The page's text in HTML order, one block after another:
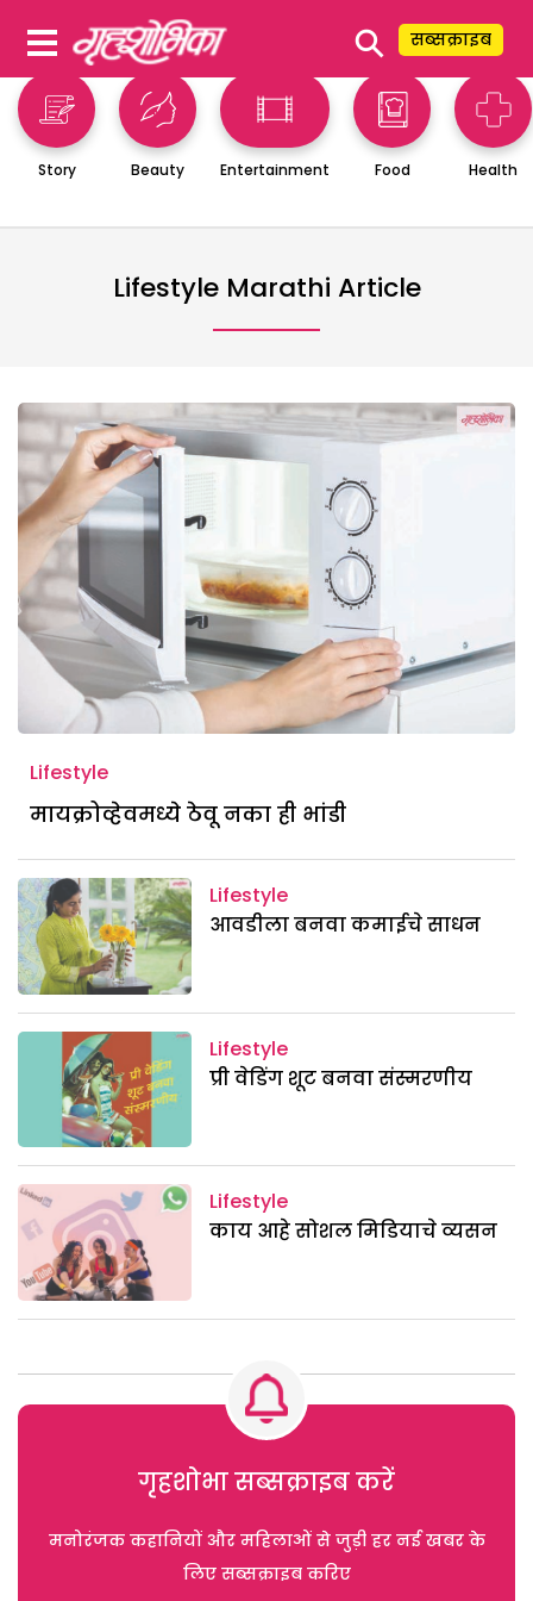
⚲ सब्सक्राइब
Story Beauty Entertainment Food Health
Lifestyle Marathi Article
Lifestyle
मायक्रोव्हेवमध्ये ठेवू नका ही भांडी
Lifestyle
आवडीला बनवा कमाईचे साधन
Lifestyle
प्री वेडिंग शूट बनवा संस्मरणीय
Lifestyle
काय आहे सोशल मिडियाचे व्यसन
गृहशोभा सब्सक्राइब करें
मनोरंजक कहानियों और महिलाओं से जुड़ी हर नई खबर के
लिए सब्सक्राइब करिए